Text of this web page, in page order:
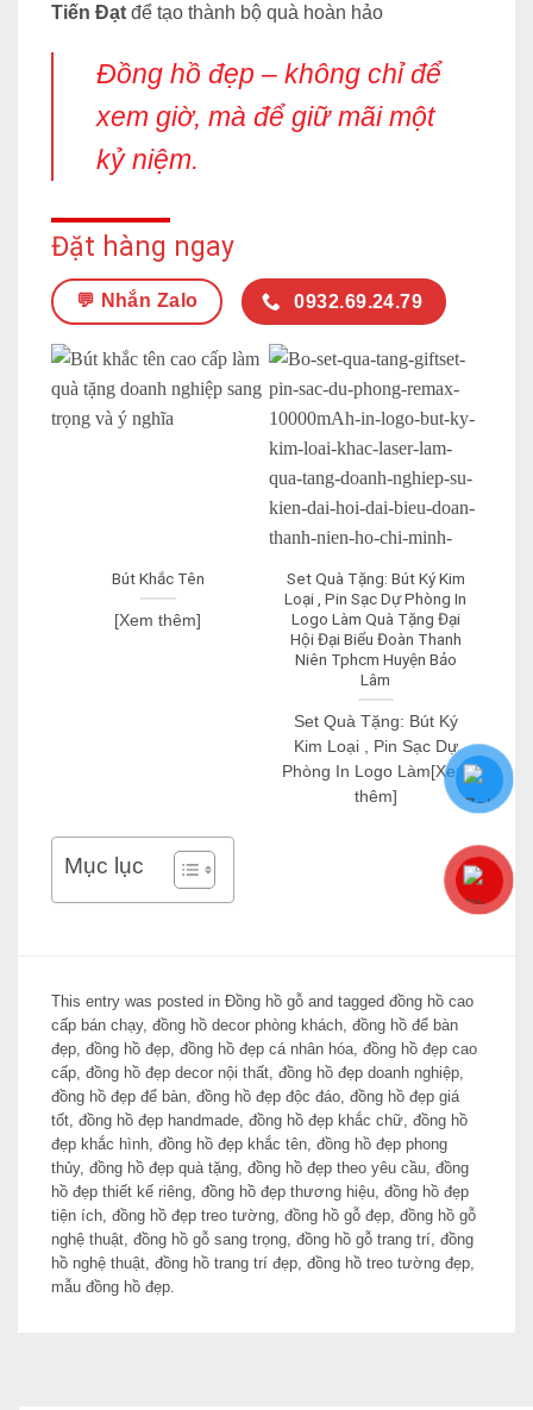
Tiến Đạt để tạo thành bộ quà hoàn hảo
Đồng hồ đẹp – không chỉ để
xem giờ, mà để giữ mãi một
kỷ niệm.
Đặt hàng ngay
💬 Nhắn Zalo 0932.69.24.79
Bút Khắc Tên
[Xem thêm]
Set Quà Tặng: Bút Ký Kim
Loại , Pin Sạc Dự Phòng In
Logo Làm Quà Tặng Đại
Hội Đại Biểu Đoàn Thanh
Niên Tphcm Huyện Bảo
Lâm
Set Quà Tặng: Bút Ký
Kim Loại , Pin Sạc Dự
Phòng In Logo Làm[Xem
thêm]
Mục lục
This entry was posted in Đồng hồ gỗ and tagged đồng hồ cao
cấp bán chạy, đồng hồ decor phòng khách, đồng hồ để bàn
đẹp, đồng hồ đẹp, đồng hồ đẹp cá nhân hóa, đồng hồ đẹp cao
cấp, đồng hồ đẹp decor nội thất, đồng hồ đẹp doanh nghiệp,
đồng hồ đẹp để bàn, đồng hồ đẹp độc đáo, đồng hồ đẹp giá
tốt, đồng hồ đẹp handmade, đồng hồ đẹp khắc chữ, đồng hồ
đẹp khắc hình, đồng hồ đẹp khắc tên, đồng hồ đẹp phong
thủy, đồng hồ đẹp quà tặng, đồng hồ đẹp theo yêu cầu, đồng
hồ đẹp thiết kế riêng, đồng hồ đẹp thương hiệu, đồng hồ đẹp
tiện ích, đồng hồ đẹp treo tường, đồng hồ gỗ đẹp, đồng hồ gỗ
nghệ thuật, đồng hồ gỗ sang trọng, đồng hồ gỗ trang trí, đồng
hồ nghệ thuật, đồng hồ trang trí đẹp, đồng hồ treo tường đẹp,
mẫu đồng hồ đẹp.